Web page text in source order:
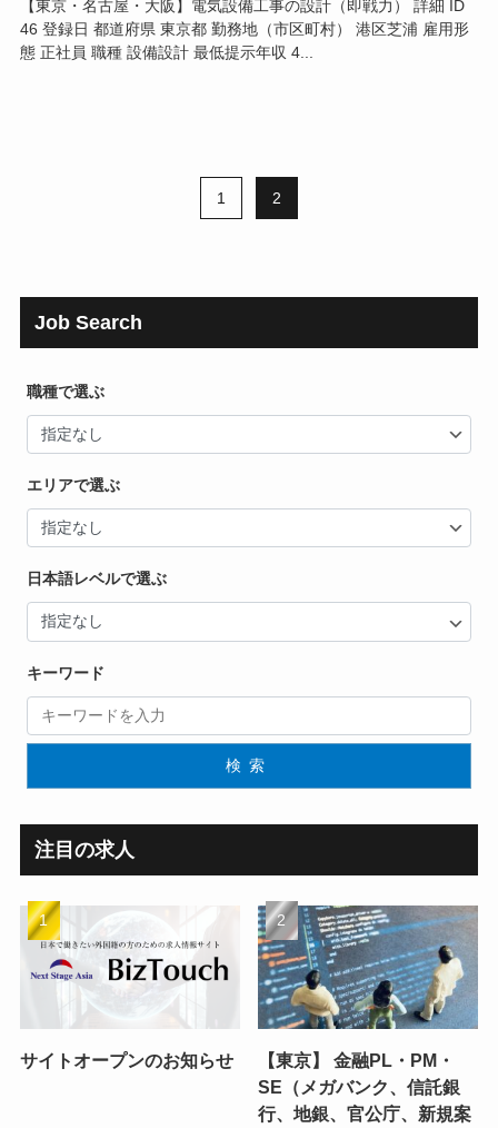
【東京・名古屋・大阪】電気設備工事の設計（即戦力） 詳細 ID
46 登録日 都道府県 東京都 勤務地（市区町村） 港区芝浦 雇用形
態 正社員 職種 設備設計 最低提示年収 4...
1 2
Job Search
職種で選ぶ
エリアで選ぶ
日本語レベルで選ぶ
キーワード
検索
注目の求人
サイトオープンのお知らせ
【東京】 金融PL・PM・
SE（メガバンク、信託銀
行、地銀、官公庁、新規案